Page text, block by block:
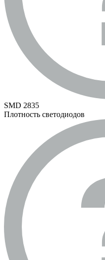
SMD 2835
Плотность светодиодов